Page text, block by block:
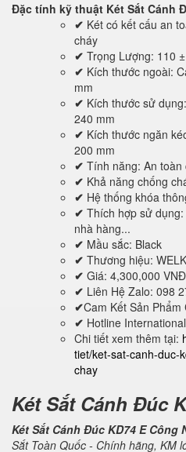
Đặc tính kỹ thuật Két Sắt Cánh
✔ Két có kết cấu an
cháy
✔ Trọng Lượng: 110
✔ Kích thước ngoài:
mm
✔ Kích thước sử
240 mm
✔ Kích thước ngăn
200 mm
✔ Tính năng: An toàn
✔ Khả năng chống
✔ Hệ thống khóa
✔ Thích hợp sử
nhà hàng...
✔ Mầu sắc: Black
✔ Thương hiệu:
✔ Giá: 4,300,000 VNĐ
✔ Liên Hệ Zalo: 098
✔Cam Kết Sản
✔ Hotline
Chi tiết xem thêm tại:
tiet/ket-sat-canh-duc-
chay
Két Sắt Cánh Đúc
Két Sắt Cánh Đúc KD74 E Công
Sắt Toàn Quốc - Chính hãng, KM